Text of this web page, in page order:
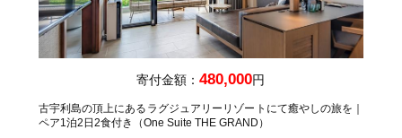
寄付金額：480,000円
古宇利島の頂上にあるラグジュアリーリゾートにて癒やしの旅を｜
ペア1泊2日2食付き（One Suite THE GRAND）